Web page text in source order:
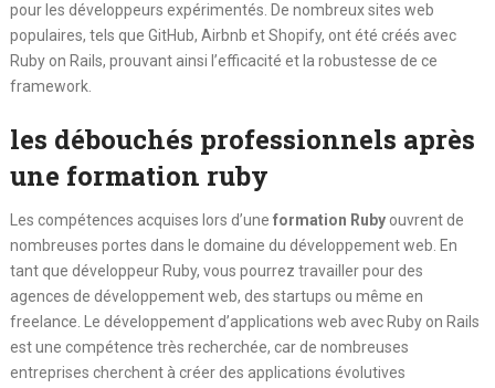
pour les développeurs expérimentés. De nombreux sites web
populaires, tels que GitHub, Airbnb et Shopify, ont été créés avec
Ruby on Rails, prouvant ainsi l’efficacité et la robustesse de ce
framework.
les débouchés professionnels après
une formation ruby
Les compétences acquises lors d’une formation Rubyouvrent de
nombreuses portes dans le domaine du développement web. En
tant que développeur Ruby, vous pourrez travailler pour des
agences de développement web, des startups ou même en
freelance. Le développement d’applications web avec Ruby on Rails
est une compétence très recherchée, car de nombreuses
entreprises cherchent à créer des applications évolutives